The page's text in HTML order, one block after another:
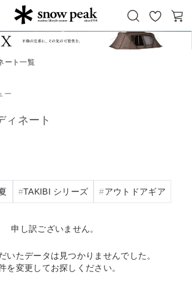
Snow Peak
お
気
カ
ート一覧
ー
ィネート
TAKIBI シリーズ アウトドアギア
申し訳ございません。
いたデータは見つかりませんでした。
を変更してお探しください。